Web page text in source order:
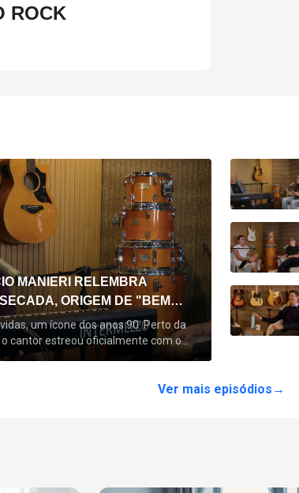
ROCK
MANIERI RELEMBRA
ORIGEM DE "BEM
um ícone dos anos 90. Perto da
cantor estreou oficialmente com o
Inteira", no qual estão canções que lhe
2026, o astro segue com o […]Ver mais episódios →